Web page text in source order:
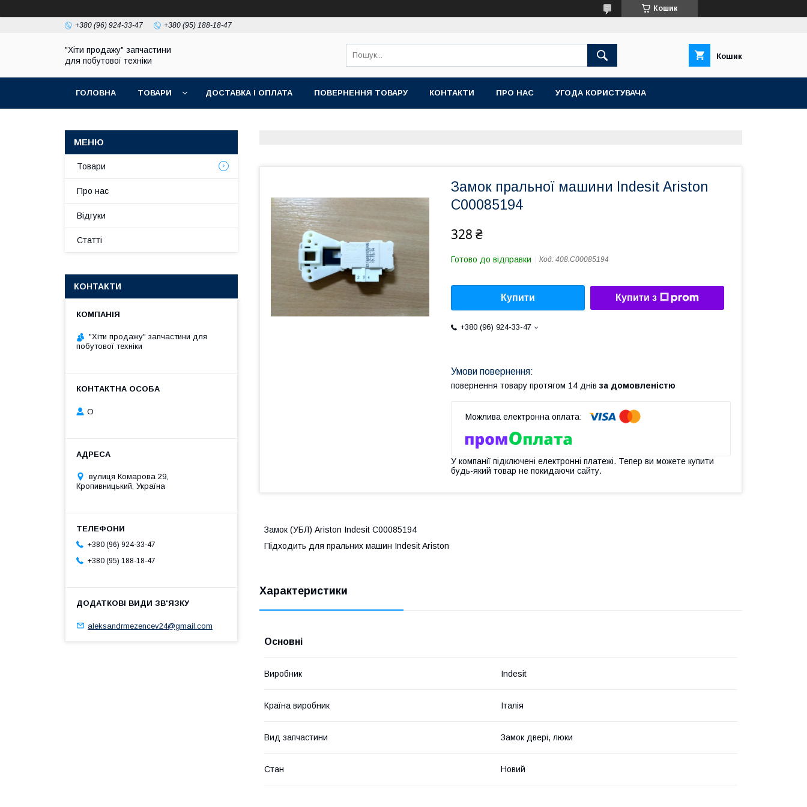
Кошик
+380 (96) 924-33-47 +380 (95) 188-18-47
"Хіти продажу" запчастини
для побутової техніки
Кошик
ГОЛОВНА ТОВАРИ ДОСТАВКА І ОПЛАТА ПОВЕРНЕННЯ ТОВАРУ КОНТАКТИ ПРО НАС УГОДА КОРИСТУВАЧА
Замок пральної машини Indesit Ariston
C00085194
328 ₴
Готово до відправки Код: 408.C00085194
Купити Купити з
+380 (96) 924-33-47
повернення товару протягом 14 днів за домовленістю
У компанії підключені електронні платежі. Тепер ви можете купити
будь-який товар не покидаючи сайту.
Замок (УБЛ) Ariston Indesit C00085194
Підходить для пральних машин Indesit Ariston
Характеристики
Основні
Виробник Indesit
Країна виробник Італія
Вид запчастини Замок двері, люки
Стан Новий
Товари
Про нас
Відгуки
Статті
КОНТАКТИ
"Хіти продажу" запчастини для
побутової техніки
О
вулиця Комарова 29,
Кропивницький, Україна
+380 (96) 924-33-47
+380 (95) 188-18-47
aleksandrmezencev24@gmail.com